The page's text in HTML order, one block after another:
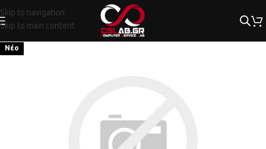
Skip to navigation
Skip to main content
Νέο